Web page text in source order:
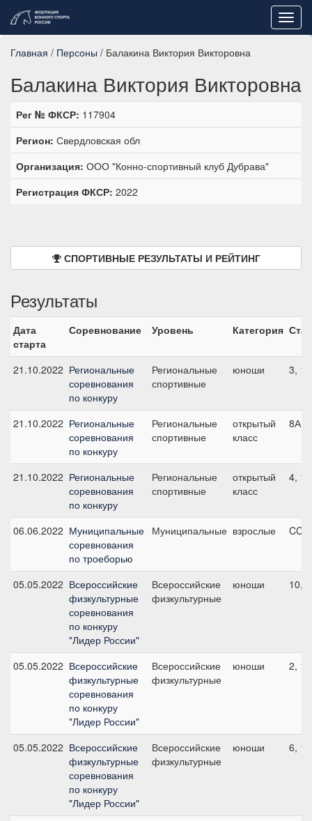
Главная / Персоны / Балакина Виктория Викторовна
Балакина Виктория Викторовна
Рег № ФКСР: 117904
Регион: Свердловская обл
Организация: ООО "Конно-спортивный клуб Дубрава"
Регистрация ФКСР: 2022
СПОРТИВНЫЕ РЕЗУЛЬТАТЫ И РЕЙТИНГ
Результаты
Дата
старта
Соревнование Уровень Категория
21.10.2022 Региональные
соревнования
по конкуру
Региональные
спортивные
юноши 3,
21.10.2022 Региональные
соревнования
по конкуру
Региональные
спортивные
открытый
класс
8А,
21.10.2022 Региональные
соревнования
по конкуру
Региональные
спортивные
открытый
класс
4,
06.06.2022 Муниципальные
соревнования
по троеборью
Муниципальные взрослые
05.05.2022 Всероссийские
физкультурные
соревнования
по конкуру
"Лидер России"
Всероссийские
физкультурные
юноши 10,
05.05.2022 Всероссийские
физкультурные
соревнования
по конкуру
"Лидер России"
Всероссийские
физкультурные
юноши 2,
05.05.2022 Всероссийские
физкультурные
соревнования
по конкуру
"Лидер России"
Всероссийские
физкультурные
юноши 6,